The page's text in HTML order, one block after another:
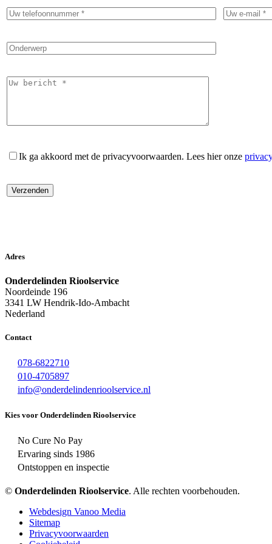
Ik ga akkoord met de privacyvoorwaarden. Lees hier onze
Adres
Onderdelinden Rioolservice
Noordeinde 196
3341 LW Hendrik-Ido-Ambacht
Nederland
Contact
078-6822710
010-4705897
info@onderdelindenrioolservice.nl
Kies voor Onderdelinden Rioolservice
No Cure No Pay
Ervaring sinds 1986
Ontstoppen en inspectie
© Onderdelinden Rioolservice. Alle rechten voorbehouden.
Webdesign Vanoo Media
Sitemap
Privacyvoorwaarden